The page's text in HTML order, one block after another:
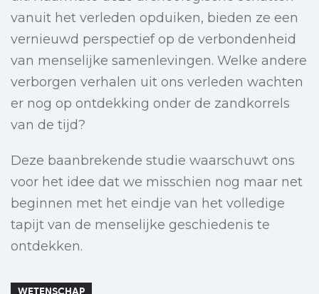
vanuit het verleden opduiken, bieden ze een
vernieuwd perspectief op de verbondenheid
van menselijke samenlevingen. Welke andere
verborgen verhalen uit ons verleden wachten
er nog op ontdekking onder de zandkorrels
van de tijd?
Deze baanbrekende studie waarschuwt ons
voor het idee dat we misschien nog maar net
beginnen met het eindje van het volledige
tapijt van de menselijke geschiedenis te
ontdekken.
WETENSCHAP